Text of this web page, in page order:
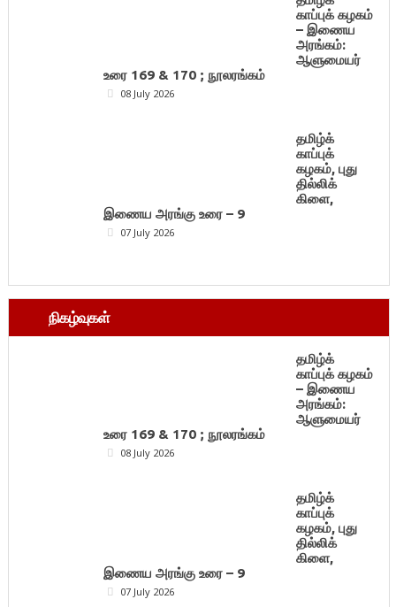
காப்புக் கழகம்
– இணைய
அரங்கம்:
ஆளுமையர்
உரை 169 & 170 ; நூலரங்கம்
08 July 2026
தமிழ்க்
காப்புக்
கழகம், புது
தில்லிக்
கிளை,
இணைய அரங்கு உரை – 9
07 July 2026
நிகழ்வுகள்
தமிழ்க்
காப்புக் கழகம்
– இணைய
அரங்கம்:
ஆளுமையர்
உரை 169 & 170 ; நூலரங்கம்
08 July 2026
தமிழ்க்
காப்புக்
கழகம், புது
தில்லிக்
கிளை,
இணைய அரங்கு உரை – 9
07 July 2026